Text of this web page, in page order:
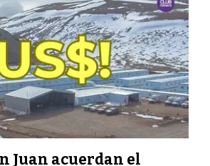
Juan acuerdan el